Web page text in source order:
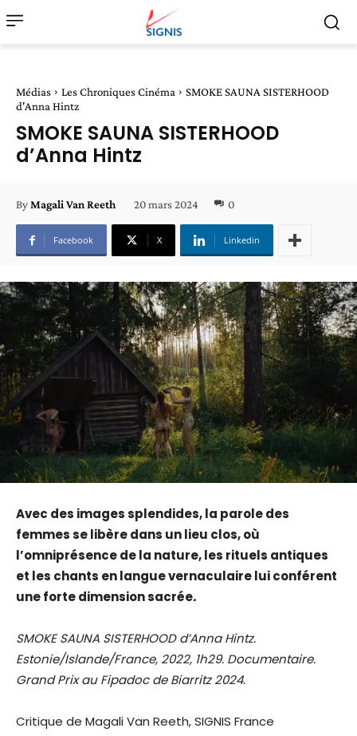
Médias Les Chroniques Cinéma
SMOKE SAUNA SISTERHOOD
d'Anna Hintz
SMOKE SAUNA SISTERHOOD
d’Anna Hintz
ByMagali Van Reeth 20 mars 2024 0
Facebook X Linkedin
Avec des images splendides, la parole des
femmes se libère dans un lieu clos, où
l’omniprésence de la nature, les rituels antiques
et les chants en langue vernaculaire lui conférent
une forte dimension sacrée.
SMOKE SAUNA SISTERHOOD d’Anna Hintz.
Estonie/Islande/France, 2022, 1h29. Documentaire.
Grand Prix au Fipadoc de Biarritz 2024.
Critique de Magali Van Reeth, SIGNIS France